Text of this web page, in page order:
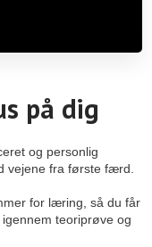
på dig
og personlig
vejene fra første færd.
for læring, så du får
teoriprøve og